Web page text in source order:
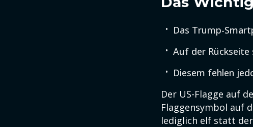
Das Trump-
Auf der
Diesem fehlen
Der US-Flagge auf
Flaggensymbol auf
lediglich elf statt